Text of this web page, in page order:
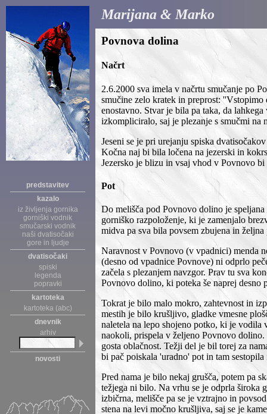
predstavitev
kazalo
iz življenja gornika
gorniški vodnik
smučarski vodnik
naši dvatisočaki
gore in ljudje
dvatisočaki
spiski
legenda
popravki
kartoteka
kartoteka (abc)
dnevnik
arhiv
novosti
Marijana & Marko
Povnova dolina
Načrt
2.6.2000 sva imela v načrtu smučanje po
smučine zelo kratek in preprost:
enostavno. Stvar je bila pa taka, da
izkompliciralo, saj je plezanje s smučmi na
Jeseni se je pri urejanju spiska
Kočna naj bi bila ločena na jezerski in
Jezersko je blizu in vsaj vhod v Povnovo bi
Pot
Do melišča pod Povnovo dolino je
gorniško razpoloženje, ki je zamenjalo
midva pa sva bila povsem zbujena in
Naravnost v Povnovo (v vpadnici) menda
(desno od vpadnice Povnove) ni odprlo
začela s plezanjem navzgor. Prav tu sva
Povnovo dolino, ki poteka še naprej
Tokrat je bilo malo mokro, zahtevnost in
mestih je bilo krušljivo, gladke vmesne
naletela na lepo shojeno potko, ki je vodila
naokoli, prispela v željeno Povnovo
gosta oblačnost. Težji del je bil torej za
bi pač poiskala 'uradno' pot in tam
Pred nama je bilo nekaj grušča, potem pa
težjega ni bilo. Na vrhu se je odprla široka
izbičrna, melišče pa se je vztrajno in
stena na levi močno krušljiva, saj se je